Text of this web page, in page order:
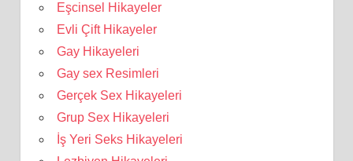
Eşcinsel Hikayeler
Evli Çift Hikayeler
Gay Hikayeleri
Gay sex Resimleri
Gerçek Sex Hikayeleri
Grup Sex Hikayeleri
İş Yeri Seks Hikayeleri